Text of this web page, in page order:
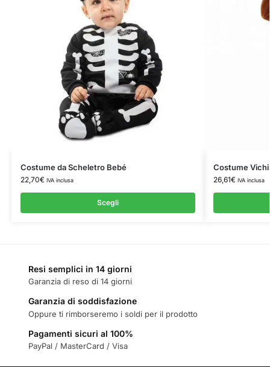
Costume da Scheletro Bebé
22,70€ IVA inclusa
Scegli
Costume
26,61€ IVA inclusa
Resi semplici in 14 giorni
Garanzia di reso di 14 giorni
Garanzia di soddisfazione
Oppure ti rimborseremo i soldi per il prodotto
Pagamenti sicuri al 100%
PayPal / MasterCard / Visa